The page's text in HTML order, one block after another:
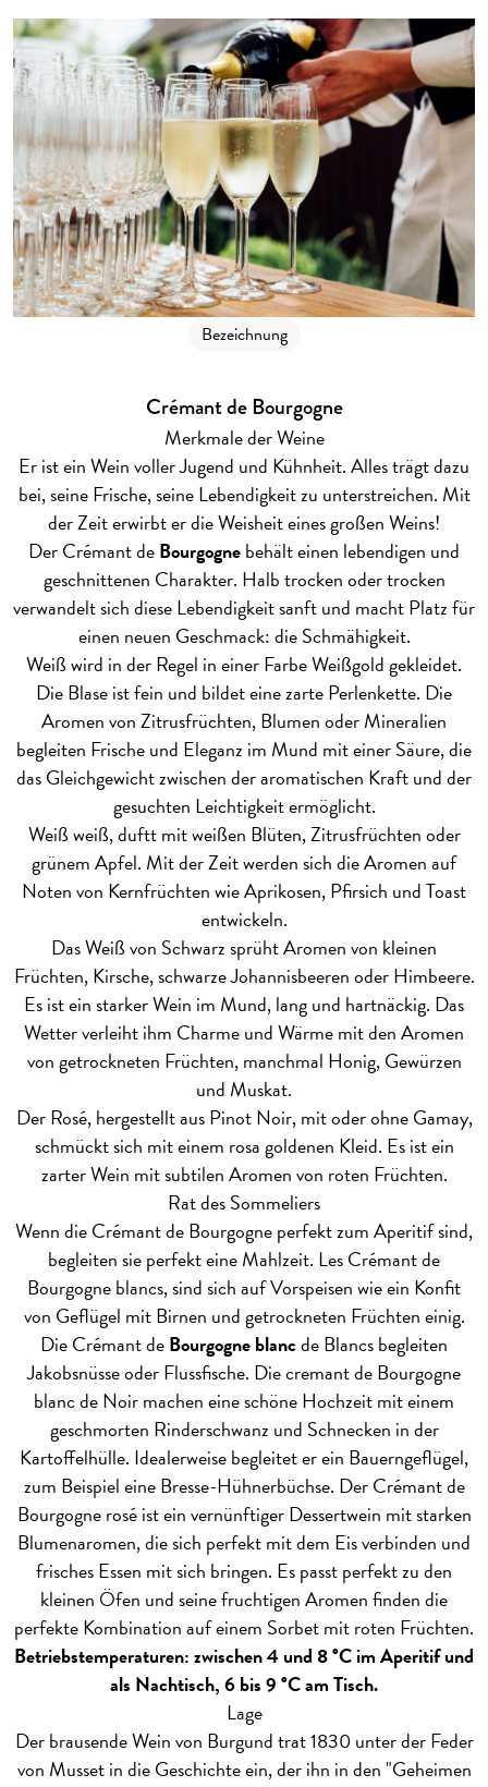
Bezeichnung
Crémant de Bourgogne
Merkmale der Weine
Er ist ein Wein voller Jugend und Kühnheit. Alles trägt dazu
bei, seine Frische, seine Lebendigkeit zu unterstreichen. Mit
der Zeit erwirbt er die Weisheit eines großen Weins!
Der Crémant deBourgognebehält einen lebendigen und
geschnittenen Charakter. Halb trocken oder trocken
verwandelt sich diese Lebendigkeit sanft und macht Platz für
einen neuen Geschmack: die Schmähigkeit.
Weiß wird in der Regel in einer Farbe Weißgold gekleidet.
Die Blase ist fein und bildet eine zarte Perlenkette. Die
Aromen von Zitrusfrüchten, Blumen oder Mineralien
begleiten Frische und Eleganz im Mund mit einer Säure, die
das Gleichgewicht zwischen der aromatischen Kraft und der
gesuchten Leichtigkeit ermöglicht.
Weiß weiß, duftt mit weißen Blüten, Zitrusfrüchten oder
grünem Apfel. Mit der Zeit werden sich die Aromen auf
Noten von Kernfrüchten wie Aprikosen, Pfirsich und Toast
entwickeln.
Das Weiß von Schwarz sprüht Aromen von kleinen
Früchten, Kirsche, schwarze Johannisbeeren oder Himbeere.
Es ist ein starker Wein im Mund, lang und hartnäckig. Das
Wetter verleiht ihm Charme und Wärme mit den Aromen
von getrockneten Früchten, manchmal Honig, Gewürzen
und Muskat.
Der Rosé, hergestellt aus Pinot Noir, mit oder ohne Gamay,
schmückt sich mit einem rosa goldenen Kleid. Es ist ein
zarter Wein mit subtilen Aromen von roten Früchten.
Rat des Sommeliers
Wenn die Crémant de Bourgogne perfekt zum Aperitif sind,
begleiten sie perfekt eine Mahlzeit. Les Crémant de
Bourgogne blancs, sind sich auf Vorspeisen wie ein Konfit
von Geflügel mit Birnen und getrockneten Früchten einig.
Die Crémant deBourgogne blancde Blancs begleiten
Jakobsnüsse oder Flussfische. Die cremant de Bourgogne
blanc de Noir machen eine schöne Hochzeit mit einem
geschmorten Rinderschwanz und Schnecken in der
Kartoffelhülle. Idealerweise begleitet er ein Bauerngeflügel,
zum Beispiel eine Bresse-Hühnerbüchse. Der Crémant de
Bourgogne rosé ist ein vernünftiger Dessertwein mit starken
Blumenaromen, die sich perfekt mit dem Eis verbinden und
frisches Essen mit sich bringen. Es passt perfekt zu den
kleinen Öfen und seine fruchtigen Aromen finden die
perfekte Kombination auf einem Sorbet mit roten Früchten.
Betriebstemperaturen: zwischen 4 und 8 °C im Aperitif und
als Nachtisch, 6 bis 9 °C am Tisch.
Lage
Der brausende Wein von Burgund trat 1830 unter der Feder
von Musset in die Geschichte ein, der ihn in den "Geheimen